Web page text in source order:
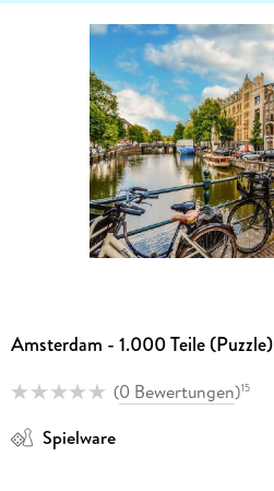
erfahren
Amsterdam - 1.000 Teile (Puzzle)
(0 Bewertungen)15
Spielware